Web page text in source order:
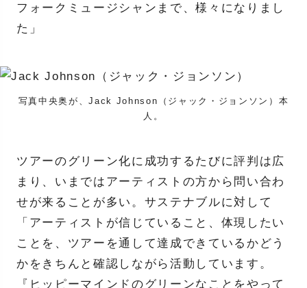
フォークミュージシャンまで、様々になりまし
た」
写真中央奥が、Jack Johnson（ジャック・ジョンソン）本
人。
ツアーのグリーン化に成功するたびに評判は広
まり、いまではアーティストの方から問い合わ
せが来ることが多い。サステナブルに対して
「アーティストが信じていること、体現したい
ことを、ツアーを通して達成できているかどう
かをきちんと確認しながら活動しています。
『ヒッピーマインドのグリーンなことをやって